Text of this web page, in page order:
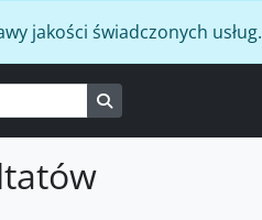
jakości świadczonych usług.